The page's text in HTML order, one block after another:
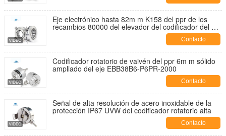
Eje electrónico hasta 82m m K158 del ppr de los
recambios 80000 del elevador del codificador del eje
Contacto
Codificador rotatorio de vaivén del ppr 6m m sólido
ampliado del eje EBB38B6-P6PR-2000
Contacto
Señal de alta resolución de acero inoxidable de la
protección IP67 UVW del codificador rotatorio alta
Contacto